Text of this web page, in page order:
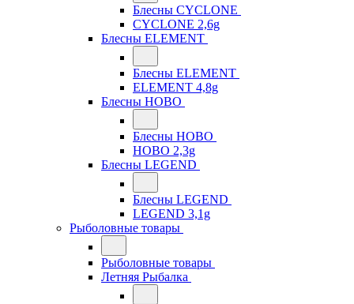
Блесны CYCLONE
CYCLONE 2,6g
Блесны ELEMENT
Блесны ELEMENT
ELEMENT 4,8g
Блесны HOBO
Блесны HOBO
HOBO 2,3g
Блесны LEGEND
Блесны LEGEND
LEGEND 3,1g
Рыболовные товары
Рыболовные товары
Летняя Рыбалка